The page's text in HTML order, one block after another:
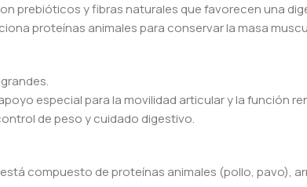
prebióticos y fibras naturales que favorecen una
proteínas animales para conservar la masa
especial para la movilidad articular y la función
de peso y cuidado digestivo.
está compuesto de proteínas animales (pollo, pavo),